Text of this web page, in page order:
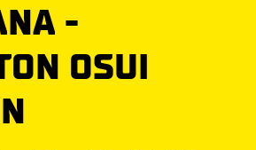
-
OSUI